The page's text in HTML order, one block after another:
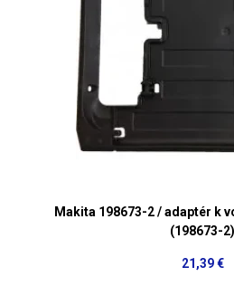
Makita 198673-2 / adaptér k
(198673-2)
21,39 €